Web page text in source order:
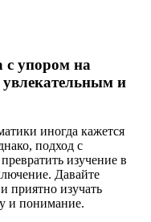
с упором на
увлекательным и
иногда кажется
подход с
изучение в
Давайте
приятно изучать
и понимание.